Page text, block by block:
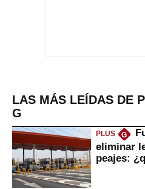
LAS MÁS LEÍDAS DE
G
PLUS G
eliminar
peajes: